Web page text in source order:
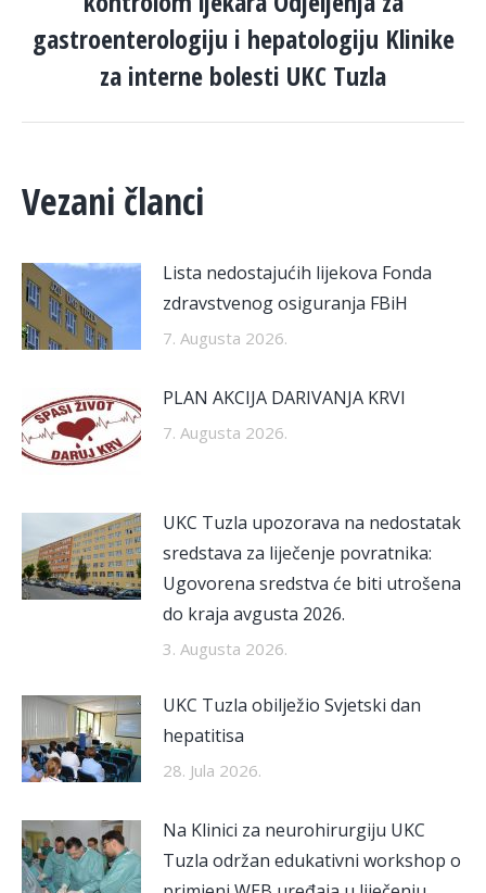
post:
gastroenterologiju i hepatologiju Klinike
za interne bolesti UKC Tuzla
Vezani članci
Lista nedostajućih lijekova Fonda
zdravstvenog osiguranja FBiH
7. Augusta 2026.
PLAN AKCIJA DARIVANJA KRVI
7. Augusta 2026.
UKC Tuzla upozorava na nedostatak
sredstava za liječenje povratnika:
Ugovorena sredstva će biti utrošena
do kraja avgusta 2026.
3. Augusta 2026.
UKC Tuzla obilježio Svjetski dan
hepatitisa
28. Jula 2026.
Na Klinici za neurohirurgiju UKC
Tuzla održan edukativni workshop o